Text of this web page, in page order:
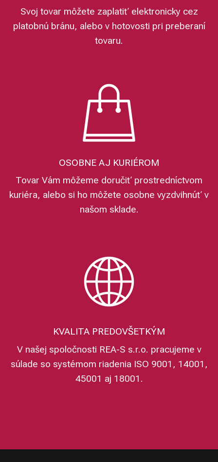
Svoj tovar môžete zaplatiť elektronicky cez
platobnú bránu, alebo v hotovosti pri preberaní
tovaru.
OSOBNE AJ KURIÉROM
Tovar Vám môžeme doručiť prostredníctvom
kuriéra, alebo si ho môžete osobne vyzdvihnúť v
našom sklade.
KVALITA PREDOVŠETKÝM
V našej spoločnosti REA-S s.r.o. pracujeme v
súlade so systémom riadenia ISO 9001, 14001,
45001 aj 18001.